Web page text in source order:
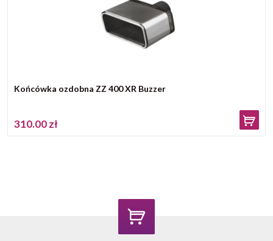
Końcówka ozdobna ZZ 400 XR Buzzer
310.00 zł